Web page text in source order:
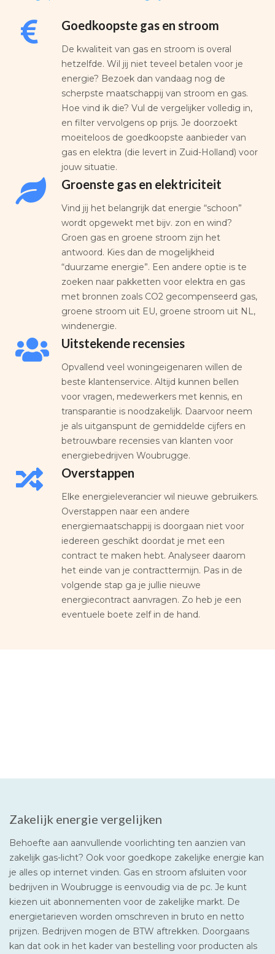
Goedkoopste gas en stroom
De kwaliteit van gas en stroom is overal
hetzelfde. Wil jij niet teveel betalen voor je
energie? Bezoek dan vandaag nog de
scherpste maatschappij van stroom en gas.
Hoe vind ik die? Vul de vergelijker volledig in,
en filter vervolgens op prijs. Je doorzoekt
moeiteloos de goedkoopste aanbieder van
gas en elektra (die levert in Zuid-Holland) voor
jouw situatie.
Groenste gas en elektriciteit
Vind jij het belangrijk dat energie “schoon”
wordt opgewekt met bijv. zon en wind?
Groen gas en groene stroom zijn het
antwoord. Kies dan de mogelijkheid
“duurzame energie”. Een andere optie is te
zoeken naar pakketten voor elektra en gas
met bronnen zoals CO2 gecompenseerd gas,
groene stroom uit EU, groene stroom uit NL,
windenergie.
Uitstekende recensies
Opvallend veel woningeigenaren willen de
beste klantenservice. Altijd kunnen bellen
voor vragen, medewerkers met kennis, en
transparantie is noodzakelijk. Daarvoor neem
je als uitganspunt de gemiddelde cijfers en
betrouwbare recensies van klanten voor
energiebedrijven Woubrugge.
Overstappen
Elke energieleverancier wil nieuwe gebruikers.
Overstappen naar een andere
energiemaatschappij is doorgaan niet voor
iedereen geschikt doordat je met een
contract te maken hebt. Analyseer daarom
het einde van je contracttermijn. Pas in de
volgende stap ga je jullie nieuwe
energiecontract aanvragen. Zo heb je een
eventuele boete zelf in de hand.
Zakelijk energie vergelijken
Behoefte aan aanvullende voorlichting ten aanzien van
zakelijk gas-licht? Ook voor goedkope zakelijke energie kan
je alles op internet vinden. Gas en stroom afsluiten voor
bedrijven in Woubrugge is eenvoudig via de pc. Je kunt
kiezen uit abonnementen voor de zakelijke markt. De
energietarieven worden omschreven in bruto en netto
prijzen. Bedrijven mogen de BTW aftrekken. Doorgaans
kan dat ook in het kader van bestelling voor producten als